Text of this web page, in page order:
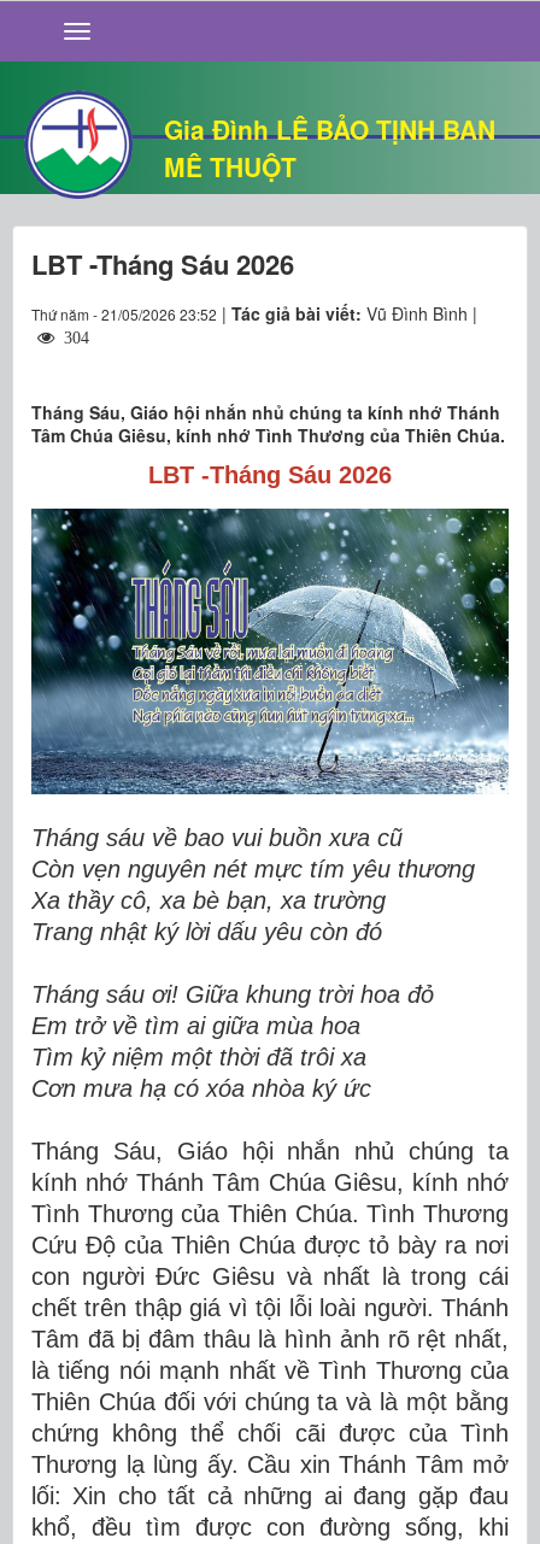
Gia Đình LÊ BẢO TỊNH BAN
MÊ THUỘT
GIỚI THIỆU
TIN TỨC
SỐNG ĐẠO
CHUYỆN NHÀ
QUÁN VĂN
THƯ GIÃN
LBT -Tháng Sáu 2026
Thứ năm - 21/05/2026 23:52 | Tác giả bài viết: Vũ Đình Bình |
304
Tháng Sáu, Giáo hội nhắn nhủ chúng ta kính nhớ Thánh
Tâm Chúa Giêsu, kính nhớ Tình Thương của Thiên Chúa.
LBT -Tháng Sáu 2026
Tháng sáu về bao vui buồn xưa cũ
Còn vẹn nguyên nét mực tím yêu thương
Xa thầy cô, xa bè bạn, xa trường
Trang nhật ký lời dấu yêu còn đó
Tháng sáu ơi! Giữa khung trời hoa đỏ
Em trở về tìm ai giữa mùa hoa
Tìm kỷ niệm một thời đã trôi xa
Cơn mưa hạ có xóa nhòa ký ức
Tháng Sáu, Giáo hội nhắn nhủ chúng ta
kính nhớ Thánh Tâm Chúa Giêsu, kính nhớ
Tình Thương của Thiên Chúa. Tình Thương
Cứu Độ của Thiên Chúa được tỏ bày ra nơi
con người Đức Giêsu và nhất là trong cái
chết trên thập giá vì tội lỗi loài người. Thánh
Tâm đã bị đâm thâu là hình ảnh rõ rệt nhất,
là tiếng nói mạnh nhất về Tình Thương của
Thiên Chúa đối với chúng ta và là một bằng
chứng không thể chối cãi được của Tình
Thương lạ lùng ấy. Cầu xin Thánh Tâm mở
lối: Xin cho tất cả những ai đang gặp đau
khổ, đều tìm được con đường sống, khi